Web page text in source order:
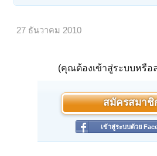
27 ธันวาคม 2010
(คุณต้องเข้าสู่ระบบหรือ
สมัครสมาชิ
เข้าสู่ระบบด้วย